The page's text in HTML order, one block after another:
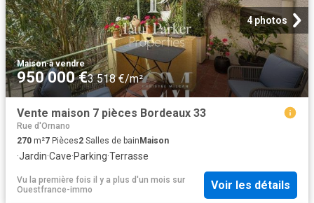
4 photos
Maison·à vendre
950 000 €3 518 €/m²
Vente maison 7 pièces Bordeaux 33
Rue d'Ornano
270 m²7 Pièces2 Salles de bain Maison
·Jardin·Cave·Parking·Terrasse
Vu la première fois il y a plus d'un mois sur
Ouestfrance-immo
Voir les détails